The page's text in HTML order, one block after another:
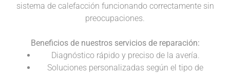
sistema de calefacción funcionando correctamente sin
preocupaciones.
Beneficios de nuestros servicios de reparación:
Diagnóstico rápido y preciso de la avería.
Soluciones personalizadas según el tipo de